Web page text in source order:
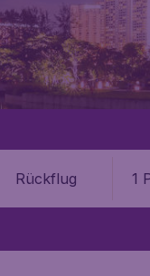
Rückflug 1